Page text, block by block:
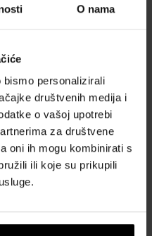
O nama
bismo personalizirali
društvenih medija i
o vašoj upotrebi
za društvene
oni ih mogu kombinirati s
ili koje su prikupili